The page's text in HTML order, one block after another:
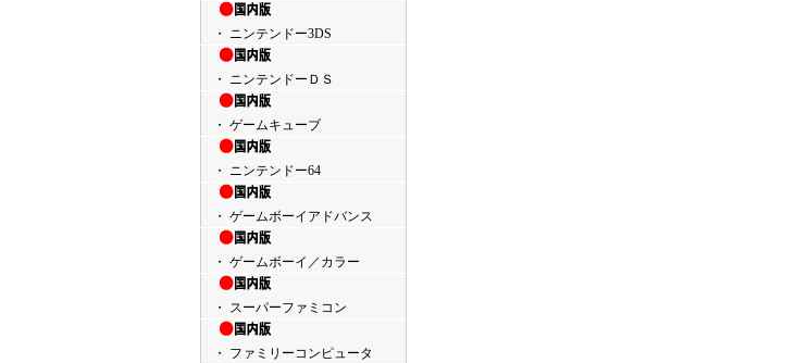
・ ニンテンドー3DS
・ ニンテンドーＤＳ
・ ゲームキューブ
・ ニンテンドー64
・ ゲームボーイアドバンス
・ ゲームボーイ／カラー
・ スーパーファミコン
・ ファミリーコンピュータ